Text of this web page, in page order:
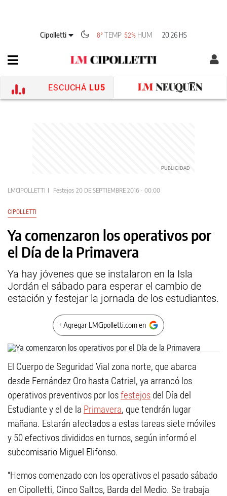
Cipolletti 8° TEMP 52% HUM 20:26 HS
ESCUCHÁ LU5
LMCIPOLLETTI Festejos 20 DE SEPTIEMBRE 2016 - 00:00
CIPOLLETTI
Ya comenzaron los operativos por
el Día de la Primavera
Ya hay jóvenes que se instalaron en la Isla
Jordán el sábado para esperar el cambio de
estación y festejar la jornada de los estudiantes.
+ Agregar LMCipolletti.com en
El Cuerpo de Seguridad Vial zona norte, que abarca
desde Fernández Oro hasta Catriel, ya arrancó los
operativos preventivos por losfestejos del Día del
Estudiante y el de la Primavera, que tendrán lugar
mañana. Estarán afectados a estas tareas siete móviles
y 50 efectivos divididos en turnos, según informó el
subcomisario Miguel Elifonso.
“Hemos comenzado con los operativos el pasado sábado
en Cipolletti, Cinco Saltos, Barda del Medio. Se trabaja